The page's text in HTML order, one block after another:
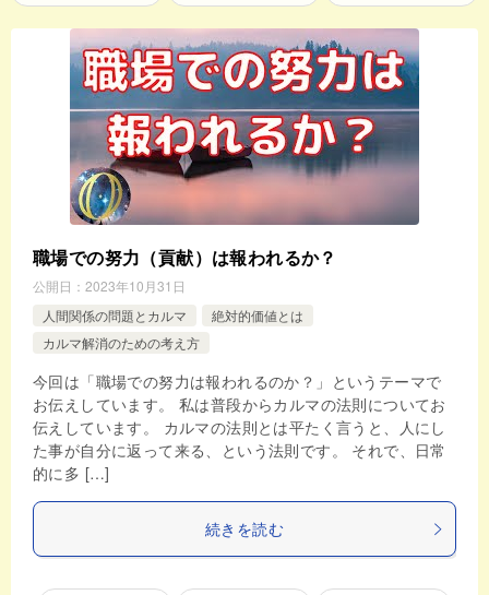
職場での努力（貢献）は報われるか？
公開日： 2023年10月31日
人間関係の問題とカルマ
絶対的価値とは
カルマ解消のための考え方
今回は「職場での努力は報われるのか？」というテーマで
お伝えしています。 私は普段からカルマの法則についてお
伝えしています。 カルマの法則とは平たく言うと、人にし
た事が自分に返って来る、という法則です。 それで、日常
的に多 […]
続きを読む